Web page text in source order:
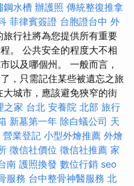
鋼水槽 辦護照 傳統整復推拿
菲律賓簽證 台胞證台中 外
行社將為您提供所有重要
。 公共安全的程度大不相
以及哪個州。 一般而言，
，只需記住某些被遺忘之旅
城市，應該避免狹窄的街
之家 台北 安養院 北部 旅行
新墓第一年 除白蟻公司 天
營業登記 小型外燴推薦 外燴
徵信社價位 徵信社推薦 家
南 護照換發 數位行銷 seo
服務 台中整骨神醫服務 北